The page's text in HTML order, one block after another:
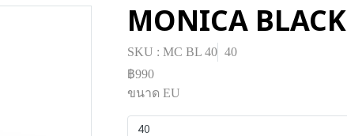
MONICA BLACK
SKU : MC BL 40 40
฿990
ขนาด EU
40